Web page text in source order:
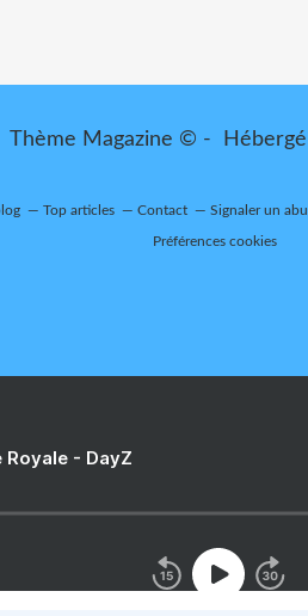
Thème Magazine © -
Top articles Contact Signaler un
Préférences cookies
- DayZ